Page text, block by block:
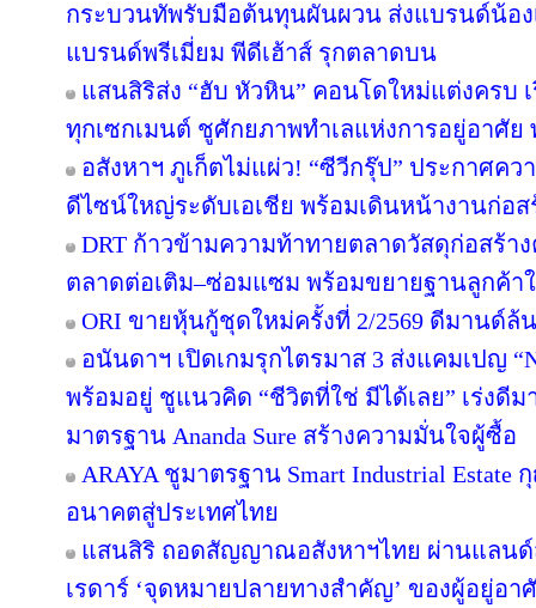
กระบวนทัพรับมือต้นทุนผันผวน ส่งแบรนด์น้อง
แบรนด์พรีเมี่ยม พีดีเฮ้าส์ รุกตลาดบน
แสนสิริส่ง “ฮับ หัวหิน” คอนโดใหม่แต่งครบ
ทุกเซกเมนต์ ชูศักยภาพทำเลแห่งการอยู่อาศั
อสังหาฯ ภูเก็ตไม่แผ่ว! “ซีวีกรุ๊ป” ประกาศคว
ดีไซน์ใหญ่ระดับเอเชีย พร้อมเดินหน้างานก่อส
DRT ก้าวข้ามความท้าทายตลาดวัสดุก่อสร้า
ตลาดต่อเติม–ซ่อมแซม พร้อมขยายฐานลูกค้
ORI ขายหุ้นกู้ชุดใหม่ครั้งที่ 2/2569 ดีมานด์ล้
อนันดาฯ เปิดเกมรุกไตรมาส 3 ส่งแคมเปญ
พร้อมอยู่ ชูแนวคิด “ชีวิตที่ใช่ มีได้เลย” เร่งดี
มาตรฐาน Ananda Sure สร้างความมั่นใจผู้ซื้อ
ARAYA ชูมาตรฐาน Smart Industrial
อนาคตสู่ประเทศไทย
แสนสิริ ถอดสัญญาณอสังหาฯไทย ผ่านแลนด์
เรดาร์ ‘จุดหมายปลายทางสำคัญ’ ของผู้อยู่อ